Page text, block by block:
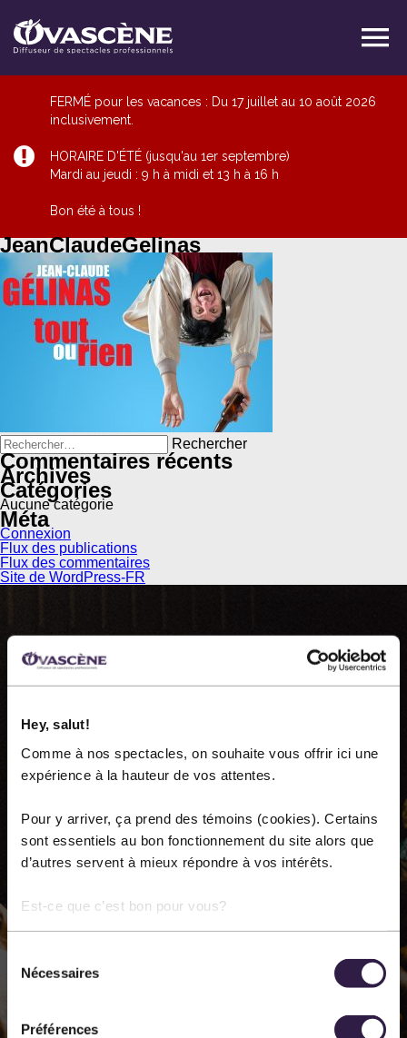
Hey, salut!
Comme à nos spectacles, on souhaite vous offrir ici une
expérience à la hauteur de vos attentes.
Pour y arriver, ça prend des témoins (cookies). Certains
sont essentiels au bon fonctionnement du site alors que
d’autres servent à mieux répondre à vos intérêts.
Est-ce que c’est bon pour vous?
Sélection
Nécessaires
Préférences
FERMÉ pour les vacances : Du 17 juillet au 10 août 2026
inclusivement.
HORAIRE D'ÉTÉ (jusqu'au 1er septembre)
Mardi au jeudi : 9 h à midi et 13 h à 16 h
Bon été à tous !
JeanClaudeGelinas
Rechercher :
Commentaires récents
Archives
Catégories
Aucune catégorie
Méta
Connexion
Flux des publications
Flux des commentaires
Site de WordPress-FR
Ovascène, diffuseur de spectacles professionnels, est
une organisation à but non lucratif fondée en 1983.
Nous présentons près de 60 représentations
annuellement dans les différentes disciplines des arts
de la scène. Notre principal lieu de diffusion est la salle